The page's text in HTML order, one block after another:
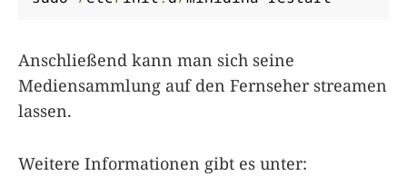
Anschließend kann man sich seine
Mediensammlung auf den Fernseher streamen
lassen.
Weitere Informationen gibt es unter: